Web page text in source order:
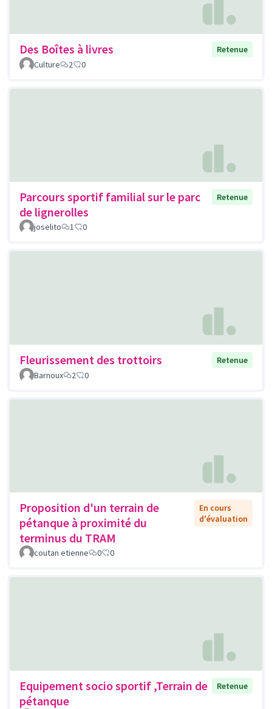
Des Boîtes à livres
Retenue
Culture
2 0
Parcours sportif familial sur le parc
de lignerolles
Retenue
joselito 1 0
Fleurissement des trottoirs
Retenue
Barnoux
2 0
Proposition d'un terrain de
pétanque à proximité du
terminus du TRAM
En cours
d'évaluation
coutan etienne 0 0
Equipement socio sportif ,Terrain de
pétanque
Retenue